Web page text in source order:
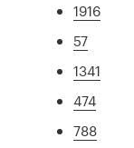
1916
57
1341
474
788